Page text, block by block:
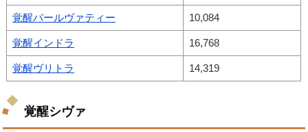
覚醒パールヴァティー 10,084
覚醒インドラ 16,768
覚醒ヴリトラ 14,319
覚醒シヴァ